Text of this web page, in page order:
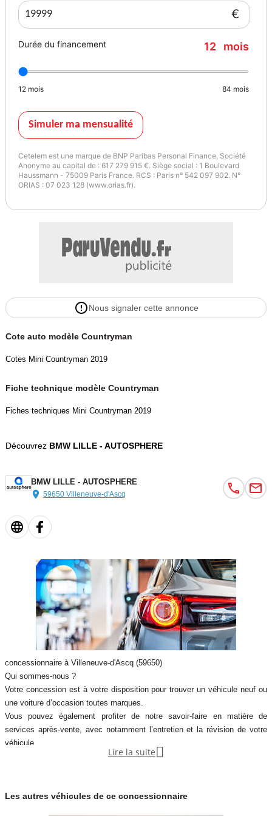
mains libres, Bandes décoratives de capot blanches, Caméra de
recul, Inserts décoratifs Piano Black, Kit rangement, Kit visibilité,
Rails de toit argent, Tissu/Similicuir Black P Carbon Black, Toit et
Garantie : Hy-quality AUTOSPHERE 12 mois
Couleur
Island blue métallisée
Puissance réelle
Garantie mécanique
2 mois
€
Durée du financement 12 mois
12 mois 84 mois
Simuler ma mensualité
Cetelem est une marque de BNP Paribas Personal Finance, Société
Anonyme au capital de : 617 279 915 €. Siège social : 1 Boulevard
Haussmann - 75009 Paris France. RCS : Paris n° 542 097 902. N°
ORIAS : 07 023 128 (www.orias.fr).
Nous signaler cette annonce
Cote auto modèle Countryman
Cotes Mini Countryman 2019
Fiche technique modèle Countryman
Fiches techniques Mini Countryman 2019
Découvrez BMW LILLE - AUTOSPHERE
BMW LILLE - AUTOSPHERE
59650 Villeneuve-d'Ascq
concessionnaire à Villeneuve-d'Ascq (59650)
Qui sommes-nous ?
Votre concession est à votre disposition pour trouver un véhicule neuf ou
une voiture d’occasion toutes marques.
Vous pouvez également profiter de notre savoir-faire en matière de
services après-vente, avec notamment l’entretien et la révision de votre
véhicule.
Notre concession fait partie du réseau de concessions d’Autosphere.fr,
Autosphere.fr c’est l’expérience de concessionnaires reconnus parmi un
Lire la suite 
Les autres véhicules de ce concessionnaire